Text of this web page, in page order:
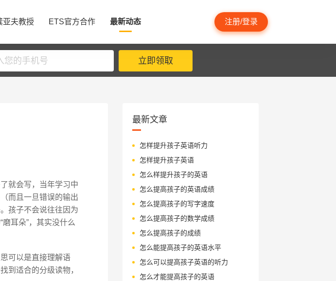
亚夫教授 ETS官方合作 最新动态 注册/登录
立即领取
就会写，当年学习中
而且一旦错误的输出
孩子不会说往往因为
耳朵”，其实没什么
可以是直接理解语
到适合的分级读物，
最新文章
怎样提升孩子英语听力
怎样提升孩子英语
怎么样提升孩子的英语
怎么提高孩子的英语成绩
怎么提高孩子的写字速度
怎么提高孩子的数学成绩
怎么提高孩子的成绩
怎么能提高孩子的英语水平
怎么可以提高孩子英语的听力
怎么才能提高孩子的英语